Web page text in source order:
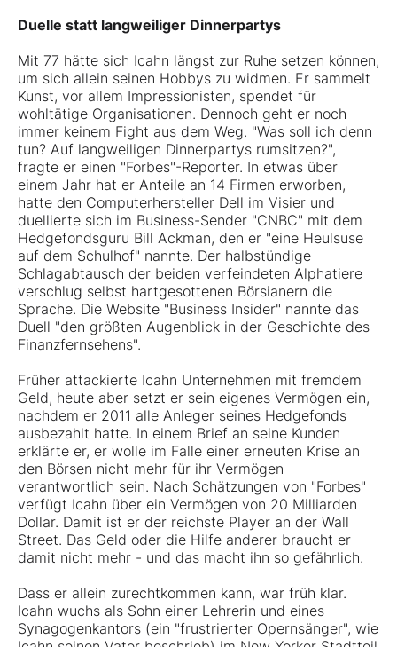
Duelle statt langweiliger Dinnerpartys
Mit 77 hätte sich Icahn längst zur Ruhe setzen können,
um sich allein seinen Hobbys zu widmen. Er sammelt
Kunst, vor allem Impressionisten, spendet für
wohltätige Organisationen. Dennoch geht er noch
immer keinem Fight aus dem Weg. "Was soll ich denn
tun? Auf langweiligen Dinnerpartys rumsitzen?",
fragte er einen "Forbes"-Reporter. In etwas über
einem Jahr hat er Anteile an 14 Firmen erworben,
hatte den Computerhersteller Dell im Visier und
duellierte sich im Business-Sender "CNBC" mit dem
Hedgefondsguru Bill Ackman, den er "eine Heulsuse
auf dem Schulhof" nannte. Der halbstündige
Schlagabtausch der beiden verfeindeten Alphatiere
verschlug selbst hartgesottenen Börsianern die
Sprache. Die Website "Business Insider" nannte das
Duell "den größten Augenblick in der Geschichte des
Finanzfernsehens".
Früher attackierte Icahn Unternehmen mit fremdem
Geld, heute aber setzt er sein eigenes Vermögen ein,
nachdem er 2011 alle Anleger seines Hedgefonds
ausbezahlt hatte. In einem Brief an seine Kunden
erklärte er, er wolle im Falle einer erneuten Krise an
den Börsen nicht mehr für ihr Vermögen
verantwortlich sein. Nach Schätzungen von "Forbes"
verfügt Icahn über ein Vermögen von 20 Milliarden
Dollar. Damit ist er der reichste Player an der Wall
Street. Das Geld oder die Hilfe anderer braucht er
damit nicht mehr - und das macht ihn so gefährlich.
Dass er allein zurechtkommen kann, war früh klar.
Icahn wuchs als Sohn einer Lehrerin und eines
Synagogenkantors (ein "frustrierter Opernsänger", wie